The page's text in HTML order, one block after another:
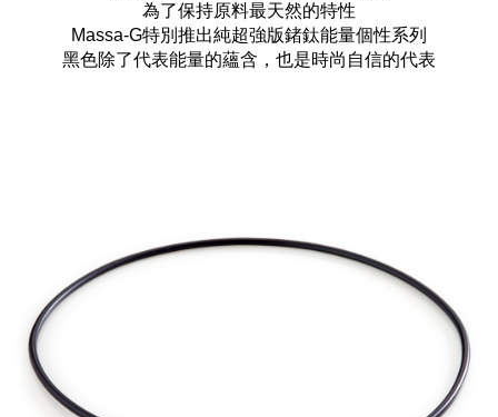
為了保持原料最天然的特性
Massa-G特別推出純超強版鍺鈦能量個性系列
黑色除了代表能量的蘊含，也是時尚自信的代表